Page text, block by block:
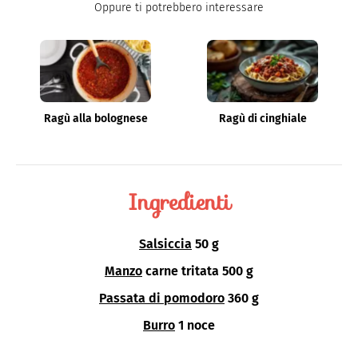
Oppure ti potrebbero interessare
Ragù alla bolognese Ragù di cinghiale
Ingredienti
Salsiccia 50 g
Manzo carne tritata 500 g
Passata di pomodoro 360 g
Burro 1 noce